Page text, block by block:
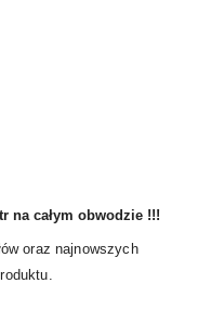
na całym obwodzie !!!
oraz najnowszych